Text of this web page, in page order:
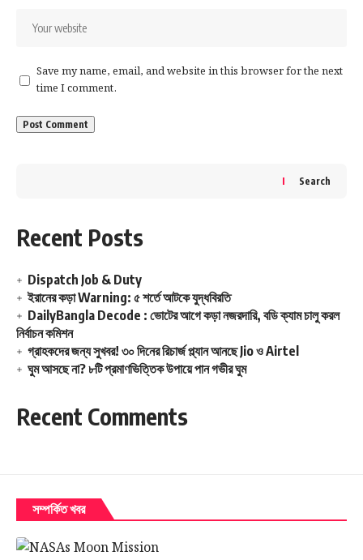
পর্যন্ত হতাহতের কোনও খবর নেই বলে জানানো হয়েছে।
Save my name, email, and website in this browser for the next
time I comment.
Search
Recent Posts
Dispatch Job & Duty
ইরানের কড়া Warning: ৫ শর্তে আটকে যুদ্ধবিরতি
DailyBangla Decode : ভোটের আগে কড়া নজরদারি, বডি ক্যাম চালু করল
নির্বাচন কমিশন
গ্রাহকদের জন্য সুখবর! ৩০ দিনের রিচার্জ প্ল্যান আনছে Jio ও Airtel
ঘুম আসছে না? ৮টি প্রমাণভিত্তিক উপায়ে পান গভীর ঘুম
Recent Comments
সম্পর্কিত খবর